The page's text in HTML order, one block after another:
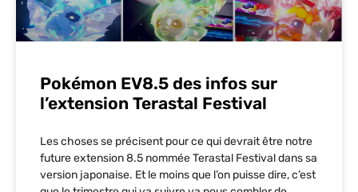
Pokémon EV8.5 des infos sur
l’extension Terastal Festival
Les choses se précisent pour ce qui devrait être notre
future extension 8.5 nommée Terastal Festival dans sa
version japonaise. Et le moins que l’on puisse dire, c’est